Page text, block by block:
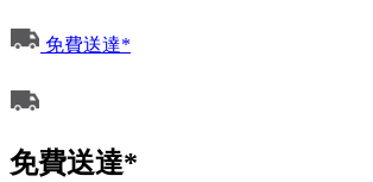
免費送達*
免費送達*